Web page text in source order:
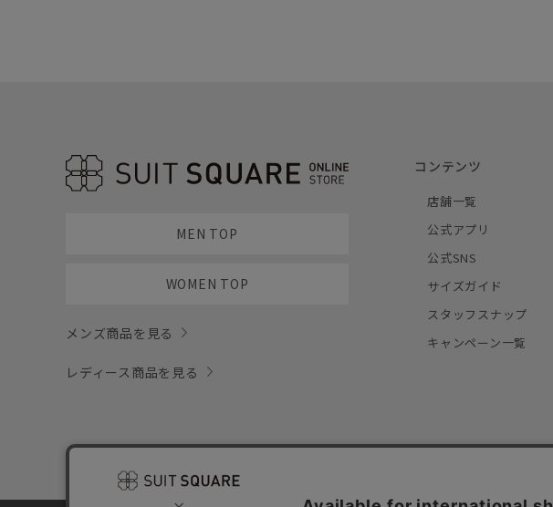
MEN TOP
WOMEN TOP
メンズ商品を見る
レディース商品を見る
コンテンツ
店舗一覧
公式アプリ
公式SNS
サイズガイド
スタッフスナップ
キャンペーン一覧